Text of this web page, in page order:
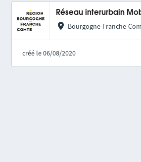
Réseau interurbain
Bourgogne-Franche-
créé le 06/08/2020